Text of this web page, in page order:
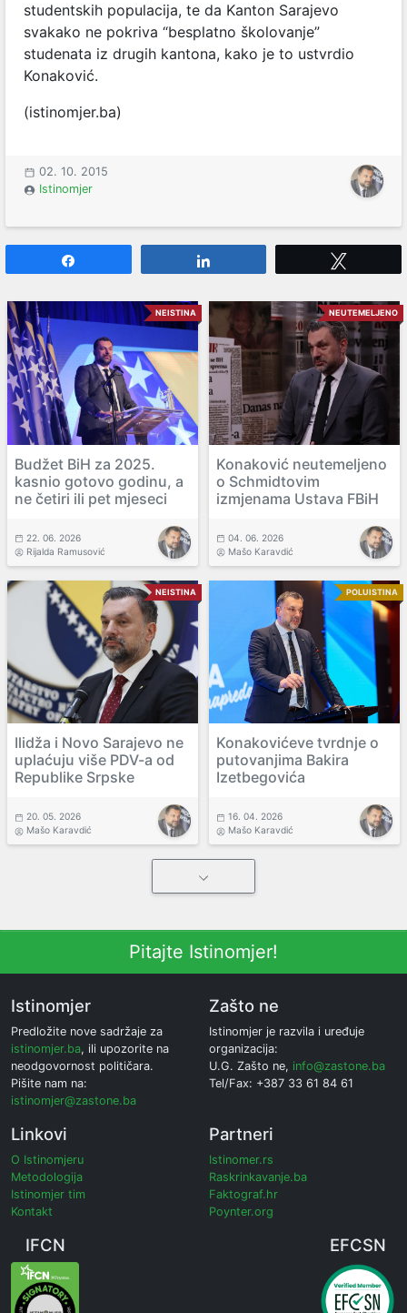
studentskih populacija, te da Kanton Sarajevo
svakako ne pokriva “besplatno školovanje”
studenata iz drugih kantona, kako je to ustvrdio
Konaković.
(istinomjer.ba)
02. 10. 2015
Istinomjer
NEISTINA
Budžet BiH za 2025.
kasnio gotovo godinu, a
ne četiri ili pet mjeseci
22. 06. 2026
Rijalda Ramusović
NEUTEMELJENO
Konaković neutemeljeno
o Schmidtovim
izmjenama Ustava FBiH
04. 06. 2026
Mašo Karavdić
NEISTINA
Ilidža i Novo Sarajevo ne
uplaćuju više PDV-a od
Republike Srpske
20. 05. 2026
Mašo Karavdić
POLUISTINA
Konakovićeve tvrdnje o
putovanjima Bakira
Izetbegovića
16. 04. 2026
Mašo Karavdić
Pitajte Istinomjer!
Istinomjer
Predložite nove sadržaje za
istinomjer.ba, ili upozorite na
neodgovornost političara.
Pišite nam na:
istinomjer@zastone.ba
Zašto ne
Istinomjer je razvila i uređuje
organizacija:
U.G. Zašto ne, info@zastone.ba
Tel/Fax: +387 33 61 84 61
Linkovi
O Istinomjeru
Metodologija
Istinomjer tim
Kontakt
Partneri
Istinomer.rs
Raskrinkavanje.ba
Faktograf.hr
Poynter.org
IFCN EFCSN